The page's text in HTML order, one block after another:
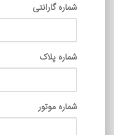
شماره گارانتی
شماره پلاک
شماره موتور